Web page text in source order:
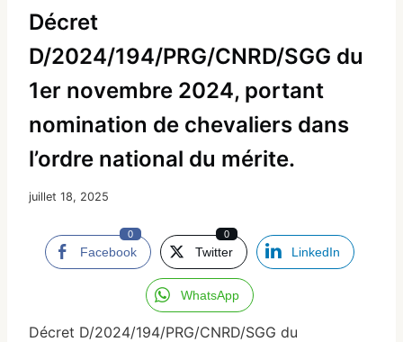
Décret
D/2024/194/PRG/CNRD/SGG du
1er novembre 2024, portant
nomination de chevaliers dans
l’ordre national du mérite.
juillet 18, 2025
Facebook
0
Twitter
0
LinkedIn
WhatsApp
Décret D/2024/194/PRG/CNRD/SGG du